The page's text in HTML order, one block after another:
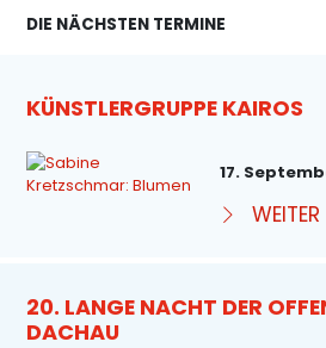
DIE NÄCHSTEN TERMINE
KÜNSTLERGRUPPE KAIROS
17.
WEITER
20. LANGE NACHT DER
DACHAU